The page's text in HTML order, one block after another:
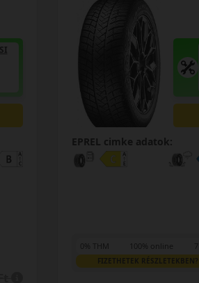
EPREL cimke adatok:
0% THM 100% online 7
FIZETHETEK RÉSZLETEKBEN?